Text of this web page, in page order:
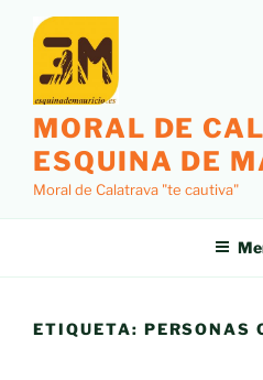
contenido
MORAL DE
ESQUINA DE
Moral de Calatrava "te cautiva"
ETIQUETA: PERSONAS